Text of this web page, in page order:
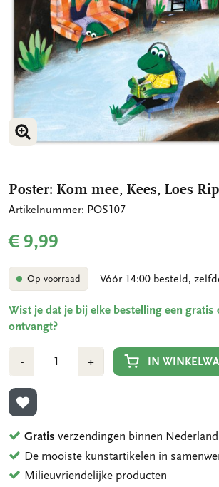
VERGROOT AFBEELDING
Poster: Kom mee, Kees, Loes
Artikelnummer: POS107
€ 9,99
Op voorraad Vóór 14:00 besteld,
Wist je dat je bij elke bestelling een gratis
ontvangt?
-Min
1
+Plus
1
IN
TOEVOEGEN AAN VERLANGLIJST
Gratis verzendingen binnen
De mooiste kunstartikelen in
Milieuvriendelijke producten